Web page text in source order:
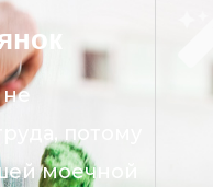
не
потому
моечной